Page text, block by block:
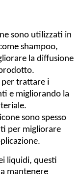
sono utilizzati in
shampoo,
la diffusione
trattare i
e migliorando la
sono spesso
per migliorare
liquidi, questi
mantenere